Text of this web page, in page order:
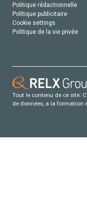
Politique rédactionnelle
Politique publicitaire
Cookie settings
Politique de la vie privée
Tout le contenu de ce site:
de données, a la formation